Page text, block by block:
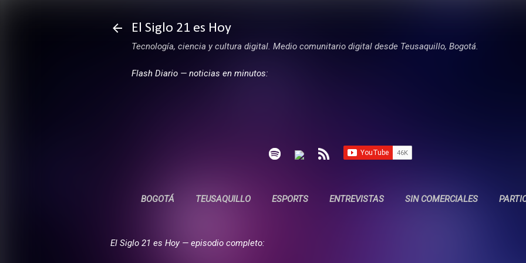
El Siglo 21 es Hoy
Tecnología, ciencia y cultura digital. Medio comunitario digital desde Teusaquillo, Bogotá.
Flash Diario — noticias en minutos:
BOGOTÁ TEUSAQUILLO ESPORTS ENTREVISTAS SIN COMERCIALES
El Siglo 21 es Hoy — episodio completo: